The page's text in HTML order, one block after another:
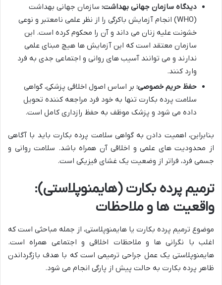
دیدگاه سازمان جهانی بهداشت: سازمان جهانی بهداشت
(WHO) انجام آزمایش باکرگی را از نظر علمی نامعتبر و نوعی
خشونت علیه زنان می داند و آن را محکوم کرده است. این
سازمان معتقد است که این آزمایش ها هیچ مبنای علمی
ندارند و می توانند آسیب های روانی و اجتماعی جدی به فرد
وارد کنند.
حفظ حریم خصوصی: بر اساس اصول اخلاقی پزشکی، گواهی
سلامت پرده بکارت تنها به خود فرد مراجعه کننده تحویل
داده می شود و پزشک موظف به حفظ رازداری کامل است.
بنابراین، اهمیت دادن به گواهی سلامت پرده بکارت باید با آگاهی
از محدودیت های علمی و اخلاقی آن همراه باشد. سلامت روانی و
جسمی فرد، فراتر از وضعیت یک غشای فیزیکی است.
ترمیم پرده بکارت (هایمنوپلاستی):
واقعیت ها و ملاحظات
موضوع ترمیم پرده بکارت یا هایمنوپلاستی، از جمله مباحثی است که
اغلب با نگرانی ها و ملاحظات اخلاقی و اجتماعی همراه است.
هایمنوپلاستی یک عمل جراحی ترمیمی است که با هدف بازگرداندن
ظاهر پرده بکارت به حالت پیش از پارگی انجام می شود.